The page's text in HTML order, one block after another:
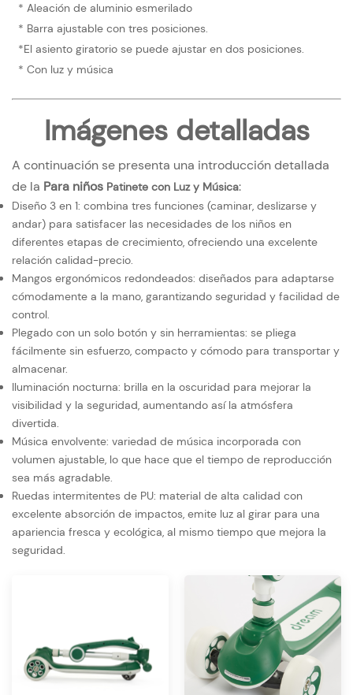
* Aleación de aluminio esmerilado
* Barra ajustable con tres posiciones.
*El asiento giratorio se puede ajustar en dos posiciones.
* Con luz y música
Imágenes detalladas
A continuación se presenta una introducción detallada
de la Para niños Patinete con Luz y Música:
Diseño 3 en 1: combina tres funciones (caminar, deslizarse y
andar) para satisfacer las necesidades de los niños en
diferentes etapas de crecimiento, ofreciendo una excelente
relación calidad-precio.
Mangos ergonómicos redondeados: diseñados para adaptarse
cómodamente a la mano, garantizando seguridad y facilidad de
control.
Plegado con un solo botón y sin herramientas: se pliega
fácilmente sin esfuerzo, compacto y cómodo para transportar y
almacenar.
Iluminación nocturna: brilla en la oscuridad para mejorar la
visibilidad y la seguridad, aumentando así la atmósfera
divertida.
Música envolvente: variedad de música incorporada con
volumen ajustable, lo que hace que el tiempo de reproducción
sea más agradable.
Ruedas intermitentes de PU: material de alta calidad con
excelente absorción de impactos, emite luz al girar para una
apariencia fresca y ecológica, al mismo tiempo que mejora la
seguridad.